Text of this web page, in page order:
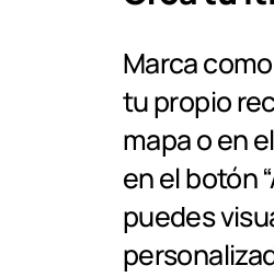
Marca
tu propio
mapa o en
en el botón
puedes